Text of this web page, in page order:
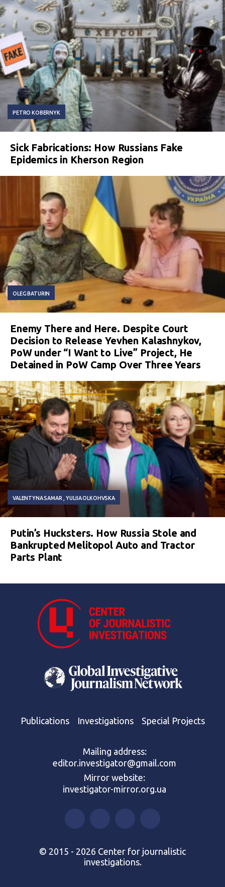
PETRO KOBERNYK
Sick Fabrications: How Russians Fake
Epidemics in Kherson Region
OLEG BATURIN
Enemy There and Here. Despite Court
Decision to Release Yevhen Kalashnykov,
PoW under “I Want to Live” Project, He
Detained in PoW Camp Over Three Years
VALENTYNA SAMAR YULIIA OLKOHVSKA
Putin’s Hucksters. How Russia Stole and
Bankrupted Melitopol Auto and Tractor
Parts Plant
Publications Investigations Special Projects
Mailing address:
editor.investigator@gmail.com
Mirror website:
investigator-mirror.org.ua
© 2015 - 2026 Center for journalistic
investigations.